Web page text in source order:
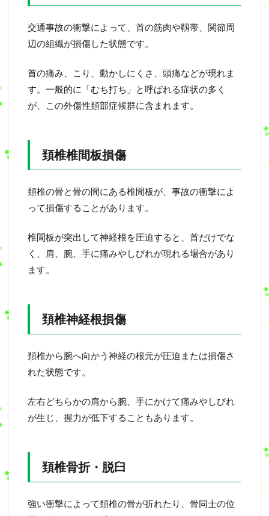
交通事故の衝撃によって、首の筋肉や靱帯、関節周
辺の組織が損傷した状態です。
首の痛み、こり、動かしにくさ、頭痛などが現れま
す。一般的に「むち打ち」と呼ばれる症状の多く
が、この外傷性頚部症候群に含まれます。
頚椎椎間板損傷
頚椎の骨と骨の間にある椎間板が、事故の衝撃によ
って損傷することがあります。
椎間板が突出して神経根を圧迫すると、首だけでな
く、肩、腕、手に痛みやしびれが現れる場合があり
ます。
頚椎神経根損傷
頚椎から腕へ向かう神経の根元が圧迫または損傷さ
れた状態です。
左右どちらかの肩から腕、手にかけて痛みやしびれ
が生じ、握力が低下することもあります。
頚椎骨折・脱臼
強い衝撃によって頚椎の骨が折れたり、骨同士の位